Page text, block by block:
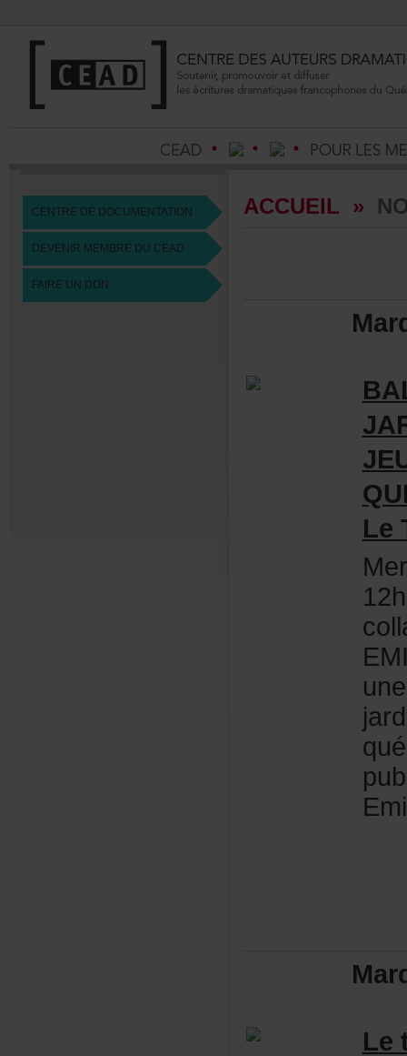
CENTREDEDOCUMENTATION
DEVENIRMEMBREDUCEAD
FAIREUNDON
ACCUEIL »